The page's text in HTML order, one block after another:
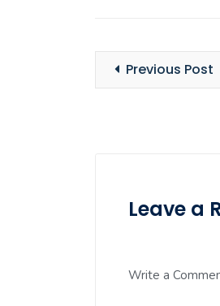
Previous Post
Leave a
Write a